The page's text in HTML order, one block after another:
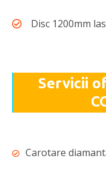
Disc 1200mm
Servicii
Carotare